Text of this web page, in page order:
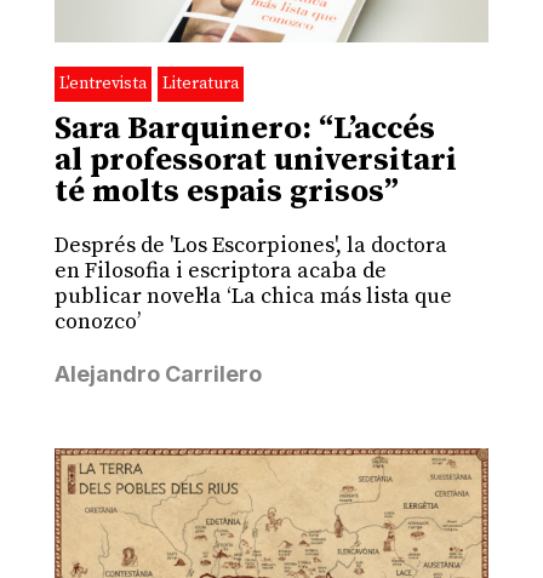
L'entrevista Literatura
Sara Barquinero: “L’accés
al professorat universitari
té molts espais grisos”
Després de 'Los Escorpiones', la doctora
en Filosofia i escriptora acaba de
publicar novel·la ‘La chica más lista que
conozco’
Alejandro Carrilero